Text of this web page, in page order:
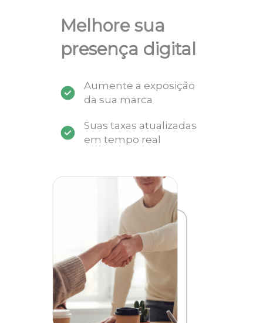
Melhore sua
presença digital
Aumente a exposição
da sua marca
Suas taxas atualizadas
em tempo real